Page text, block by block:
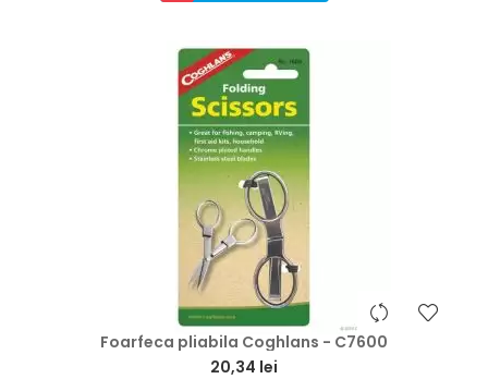
Foarfeca pliabila Coghlans - C7600
20,34 lei